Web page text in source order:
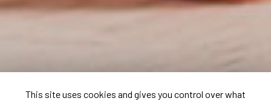
This site uses cookies and gives you control over what